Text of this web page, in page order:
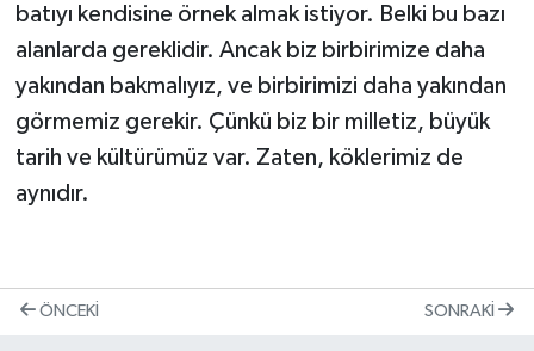
batıyı kendisine örnek almak istiyor. Belki bu bazı
alanlarda gereklidir. Ancak biz birbirimize daha
yakından bakmalıyız, ve birbirimizi daha yakından
görmemiz gerekir. Çünkü biz bir milletiz, büyük
tarih ve kültürümüz var. Zaten, köklerimiz de
aynıdır.
ÖNCEKI SONRAKI